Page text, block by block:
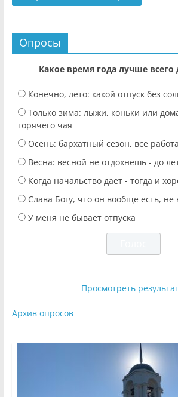
Опросы
Какое время года лучше всего
Конечно, лето: какой отпуск без
Только зима: лыжи, коньки или
горячего чая
Осень: бархатный сезон, все
Весна: весной не отдохнешь - до
Когда начальство дает - тогда и
Слава Богу, что он вообще есть, не
У меня не бывает отпуска
Просмотреть
Архив опросов